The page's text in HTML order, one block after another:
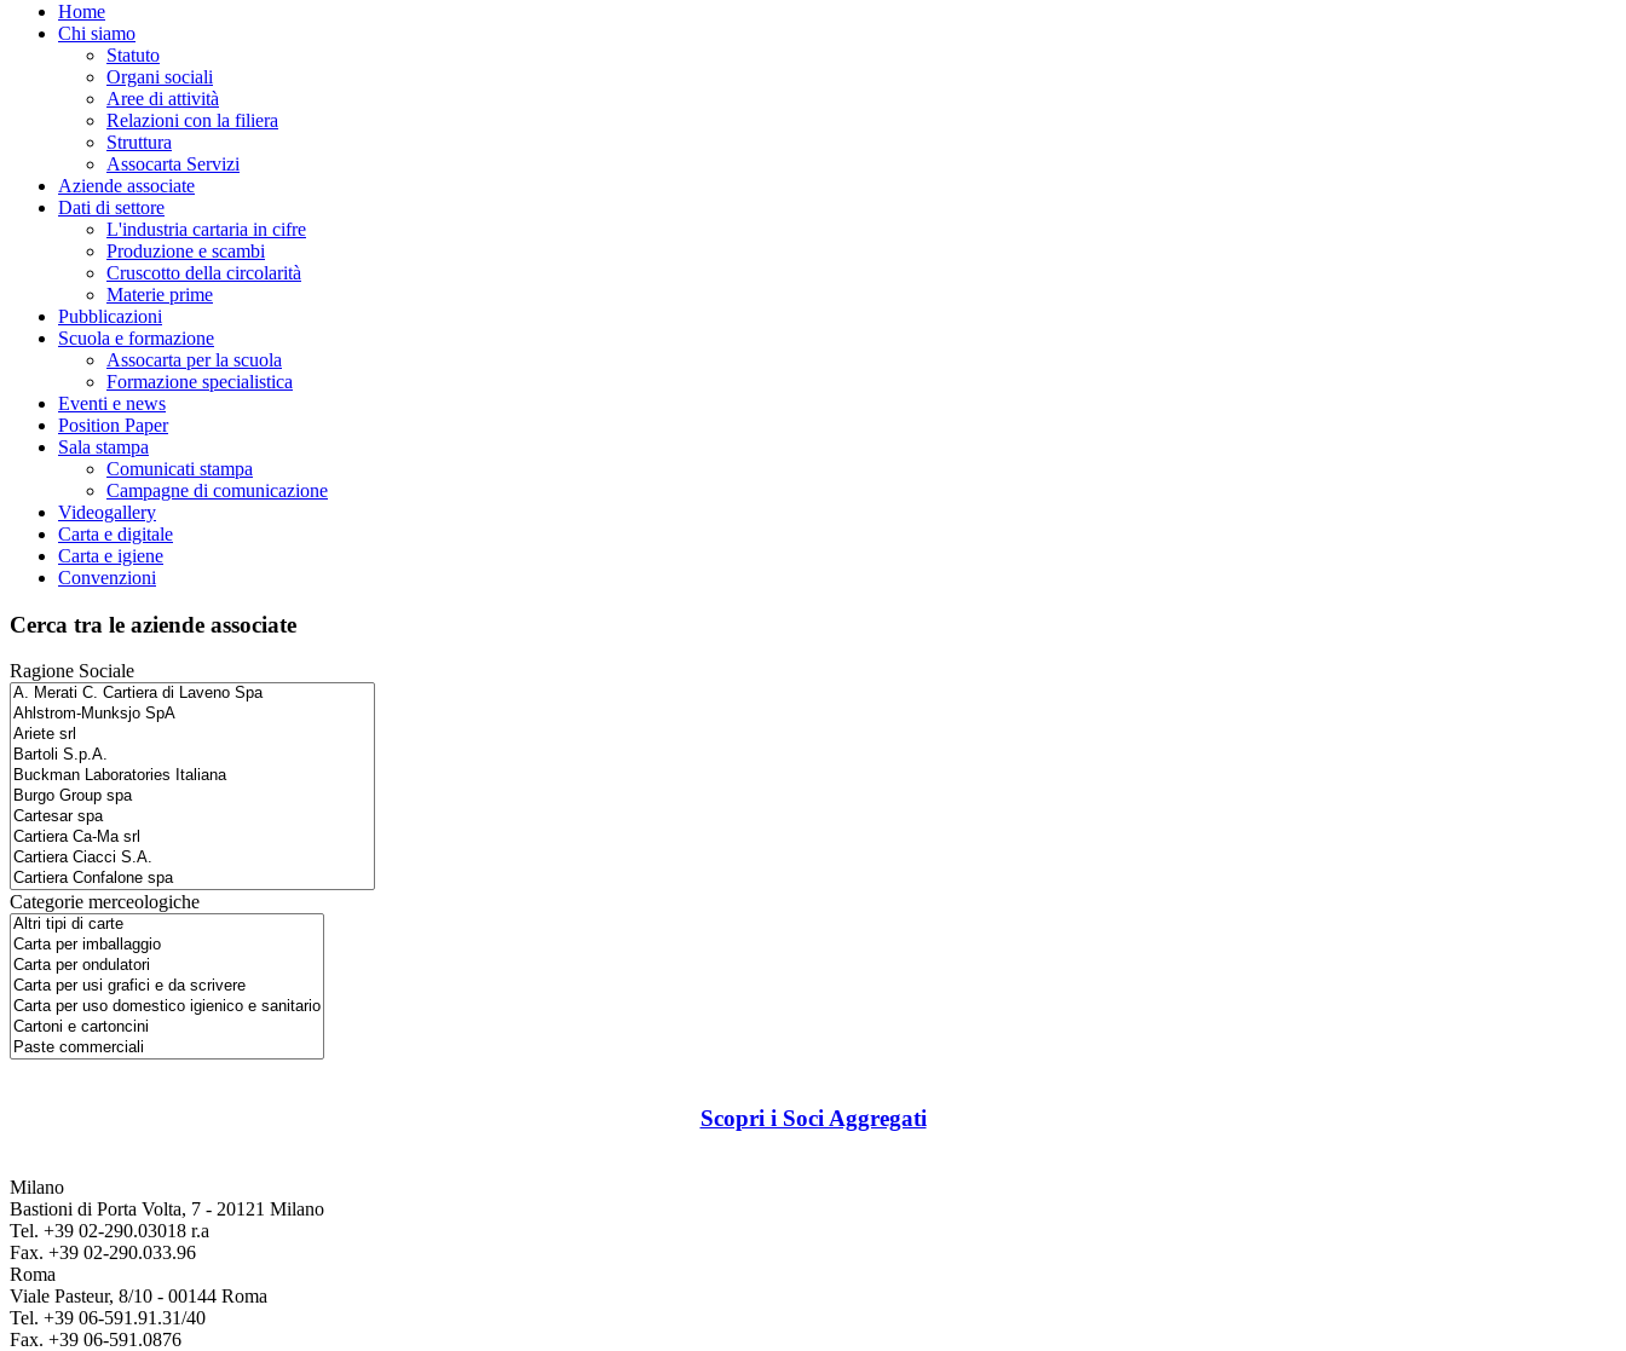
Home
Chi siamo
Statuto
Organi sociali
Aree di attività
Relazioni con la filiera
Struttura
Assocarta Servizi
Aziende associate
Dati di settore
L'industria cartaria in cifre
Produzione e scambi
Cruscotto della circolarità
Materie prime
Pubblicazioni
Scuola e formazione
Assocarta per la scuola
Formazione specialistica
Eventi e news
Position Paper
Sala stampa
Comunicati stampa
Campagne di comunicazione
Videogallery
Carta e digitale
Carta e igiene
Convenzioni
Cerca tra le aziende associate
Ragione Sociale
Categorie merceologiche
Scopri i Soci Aggregati
Milano
Bastioni di Porta Volta, 7 - 20121 Milano
Tel. +39 02-290.03018 r.a
Fax. +39 02-290.033.96
Roma
Viale Pasteur, 8/10 - 00144 Roma
Tel. +39 06-591.91.31/40
Fax. +39 06-591.0876